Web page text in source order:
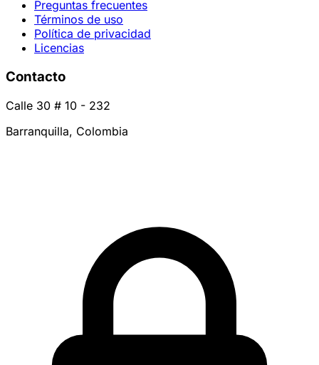
Preguntas frecuentes
Términos de uso
Política de privacidad
Licencias
Contacto
Calle 30 # 10 - 232
Barranquilla, Colombia